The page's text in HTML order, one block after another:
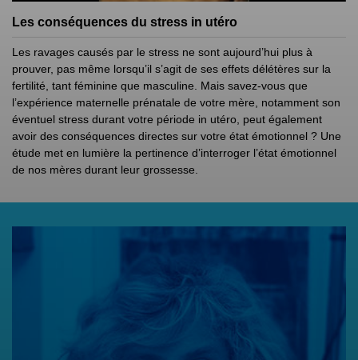
Les conséquences du stress in utéro
Les ravages causés par le stress ne sont aujourd’hui plus à
prouver, pas même lorsqu’il s’agit de ses effets délétères sur la
fertilité, tant féminine que masculine. Mais savez-vous que
l’expérience maternelle prénatale de votre mère, notamment son
éventuel stress durant votre période in utéro, peut également
avoir des conséquences directes sur votre état émotionnel ? Une
étude met en lumière la pertinence d’interroger l’état émotionnel
de nos mères durant leur grossesse.